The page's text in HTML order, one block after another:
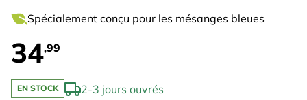
Spécialement conçu pour les mésanges bleues
34,99
EN STOCK 2-3 jours ouvrés